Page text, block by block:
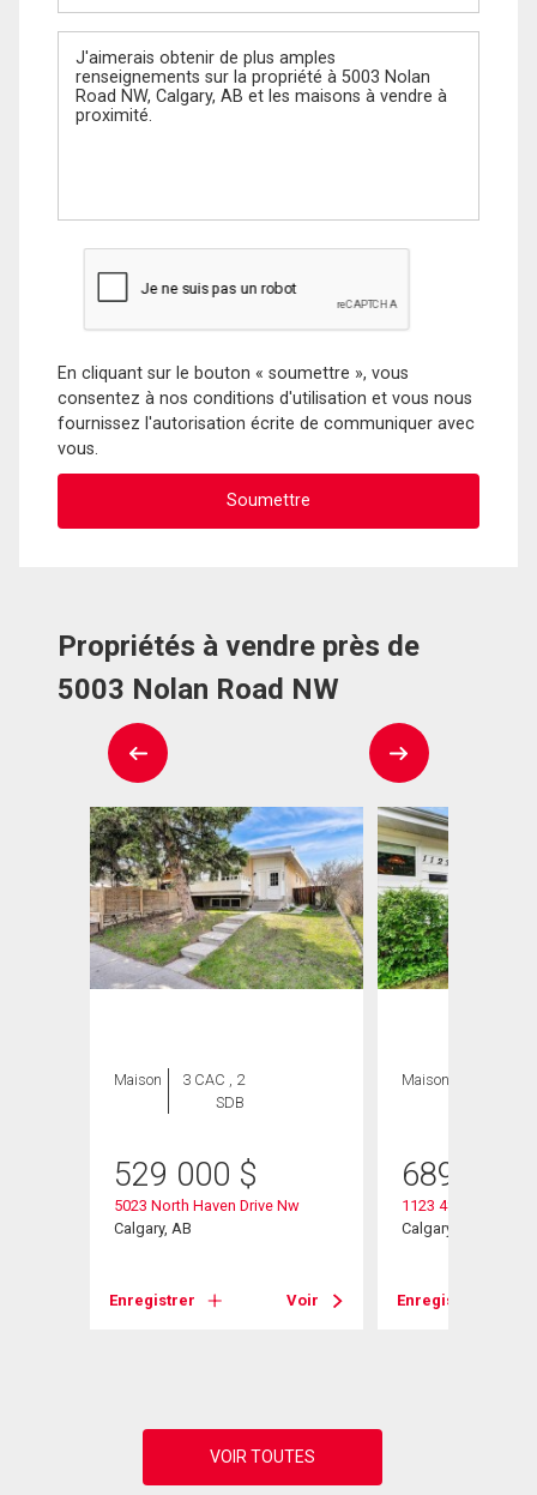
Message
En cliquant sur le bouton « soumettre », vous
consentez à nos conditions d'utilisation et vous nous
fournissez l'autorisation écrite de communiquer avec
vous.
Propriétés à vendre près de
5003 Nolan Road NW
Maison
3 CAC , 2
SDB
529 000 $
5023 North Haven Drive Nw
Calgary, AB
Enregistrer Voir
Maison
689 900
1123 48 Avenue Nw
Calgary, AB
Enregistrer